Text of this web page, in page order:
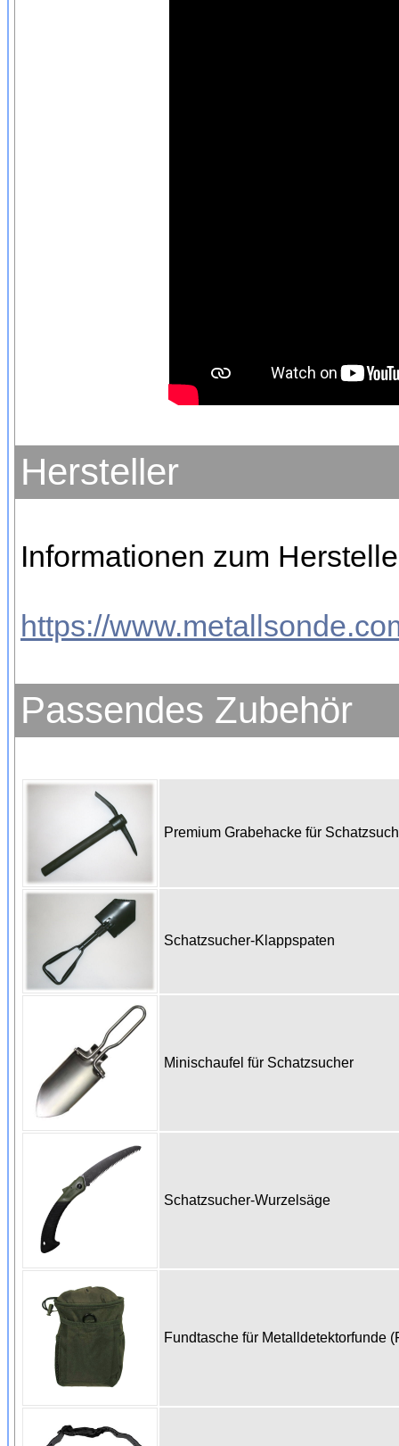
Hersteller
Informationen zum
https://
Passendes Zubehör
Premium Grabehacke für
Schatzsucher-Klappspaten
Minischaufel für Schatzsucher
Schatzsucher-Wurzelsäge
Fundtasche für Metalldetektorfunde